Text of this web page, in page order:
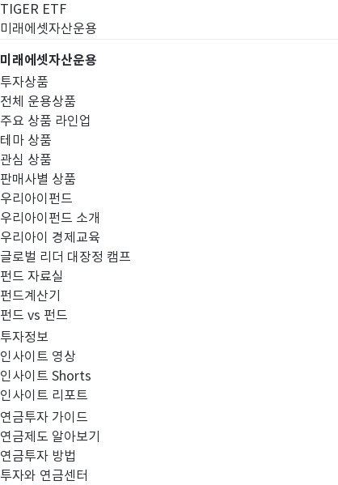
TIGER ETF
미래에셋자산운용
미래에셋자산운용
투자상품
전체 운용상품
주요 상품 라인업
테마 상품
관심 상품
판매사별 상품
우리아이펀드
우리아이펀드 소개
우리아이 경제교육
글로벌 리더 대장정 캠프
펀드 자료실
펀드계산기
펀드 vs 펀드
투자정보
인사이트 영상
인사이트 Shorts
인사이트 리포트
연금투자 가이드
연금제도 알아보기
연금투자 방법
투자와 연금센터
고난도금융투자상품
고난도금융투자상품_공시_20230608